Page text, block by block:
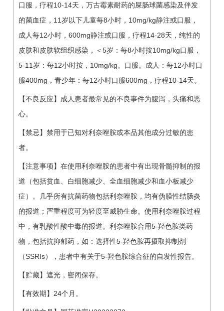
口服，疗程10-14天，万古霉素耐药的屎肠球菌感染及伴发
的菌血症，11岁以下儿童每8小时，10mg/kg静注或口服，
成人每12小时，600mg静注或口服，疗程14-28天，纯性的
皮肤和皮肤软组织感染，＜5岁：每8小时按10mg/kg口服，
5-11岁：每12小时按，10mg/kg。口服。成人：每12小时口
服400mg，青少年：每12小时口服600mg，疗程10-14天。
【不良反应】成人患者最常见的不良事件为腹泻，头痛和恶
心。
【禁忌】禁用于已知对利奈唑胺或本品其他成分过敏的患
者。
【注意事项】在使用利奈唑胺的患者中有出现骨髓抑制的报
道（包括贫血、白细胞减少、全血细胞减少和血小板减少
症）。几乎所有抗菌药物包括利奈唑胺，均有伪膜性结肠炎
的报道；严重程度可为轻度至威胁生命。使用利奈唑胺过程
中，有乳酸性酸中毒的报道。利奈唑胺合用5-羟色胺类药
物，包括抗抑郁药，如：选择性5-羟色胺再摄取抑制剂
（SSRIs），患者中有关于5-羟色胺综合征的自发性报告。
【贮藏】遮光，密闭保存。
【有效期】24个月。